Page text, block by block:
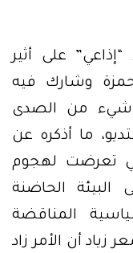
على أثير
وشارك فيه
شيء من الصدى
ما أذكره عن
تعرضت لهجوم
البيئة الحاضنة
المناقضة
زياد أن الأمر زاد